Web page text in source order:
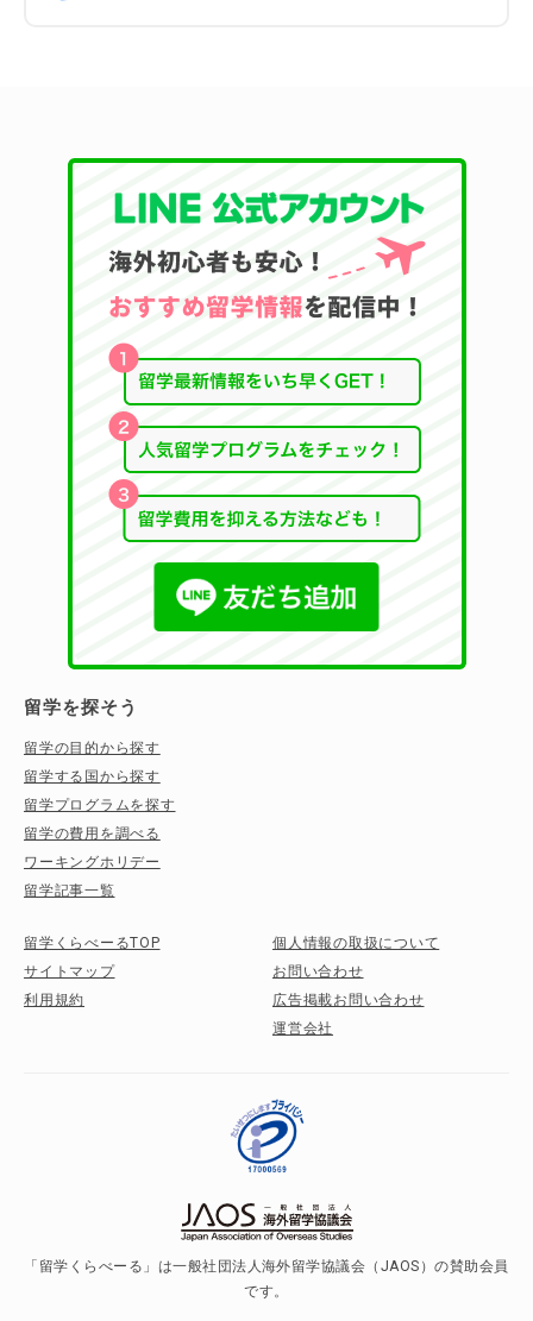
留学を探そう
留学の目的から探す
留学する国から探す
留学プログラムを探す
留学の費用を調べる
ワーキングホリデー
留学記事一覧
留学くらべーるTOP
サイトマップ
利用規約
個人情報の取扱について
お問い合わせ
広告掲載お問い合わせ
運営会社
「留学くらべーる」は一般社団法人海外留学協議会（JAOS）の賛助会員
です。